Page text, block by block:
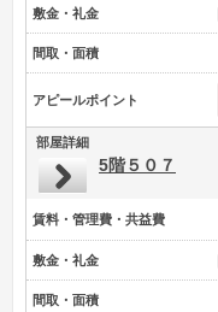
敷金・礼金
間取・面積
アピールポイント
部屋詳細
5階５０７
賃料・管理費・共益費
敷金・礼金
間取・面積